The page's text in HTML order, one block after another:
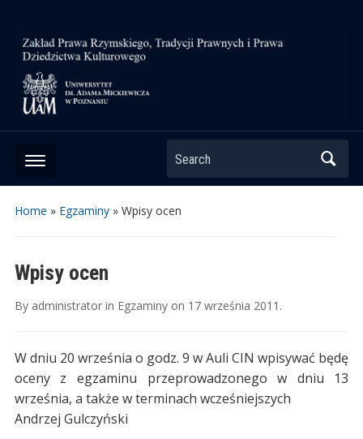
Search
Home » Egzaminy» Wpisy ocen
Wpisy ocen
By administrator in Egzaminyon 17 września 2011 .
W dniu 20 września o godz. 9 w Auli CIN wpisywać będę
oceny z egzaminu przeprowadzonego w dniu 13
września, a także w terminach wcześniejszych
Andrzej Gulczyński